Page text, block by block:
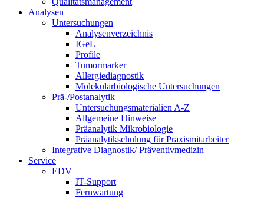
Analysen
Untersuchungen
Analysenverzeichnis
IGeL
Profile
Tumormarker
Allergiediagnostik
Molekularbiologische Untersuchungen
Prä-/Postanalytik
Untersuchungsmaterialien A-Z
Allgemeine Hinweise
Präanalytik Mikrobiologie
Präanalytikschulung für Praxismitarbeiter
Integrative Diagnostik/ Präventivmedizin
Service
EDV
IT-Support
Fernwartung